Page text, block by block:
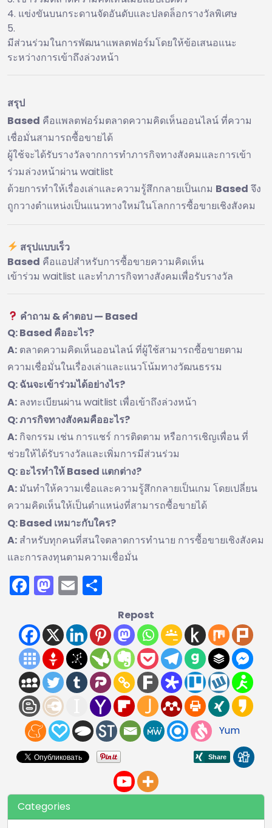
แข่งขันบนกระดานจัดอันดับและปลดล็อกรางวัลพิเศษ
มีส่วนร่วมในการพัฒนาแพลตฟอร์มโดยให้ข้อเสนอแนะ
ระหว่างการเข้าถึงล่วงหน้า
สรุป
Based คือแพลตฟอร์มตลาดความคิดเห็นออนไลน์ ที่ความ
เชื่อมั่นสามารถซื้อขายได้
ผู้ใช้จะได้รับรางวัลจากการทำภารกิจทางสังคมและการเข้า
ร่วมล่วงหน้าผ่าน waitlist
ด้วยการทำให้เรื่องเล่าและความรู้สึกกลายเป็นเกม Based จึง
ถูกวางตำแหน่งเป็นแนวทางใหม่ในโลกการซื้อขายเชิงสังคม
สรุปแบบเร็ว
Based คือแอปสำหรับการซื้อขายความคิดเห็น
เข้าร่วม waitlist และทำภารกิจทางสังคมเพื่อรับรางวัล
คำถาม & คำตอบ — Based
Q: Based คืออะไร?
A: ตลาดความคิดเห็นออนไลน์ ที่ผู้ใช้สามารถซื้อขายตาม
ความเชื่อมั่นในเรื่องเล่าและแนวโน้มทางวัฒนธรรม
Q: ฉันจะเข้าร่วมได้อย่างไร?
A: ลงทะเบียนผ่าน waitlist เพื่อเข้าถึงล่วงหน้า
Q: ภารกิจทางสังคมคืออะไร?
A: กิจกรรม เช่น การแชร์ การติดตาม หรือการเชิญเพื่อน ที่
ช่วยให้ได้รับรางวัลและเพิ่มการมีส่วนร่วม
Q: อะไรทำให้ Based แตกต่าง?
A: มันทำให้ความเชื่อและความรู้สึกกลายเป็นเกม โดยเปลี่ยน
ความคิดเห็นให้เป็นตำแหน่งที่สามารถซื้อขายได้
Q: Based เหมาะกับใคร?
A: สำหรับทุกคนที่สนใจตลาดการทำนาย การซื้อขายเชิงสังคม
และการลงทุนตามความเชื่อมั่น
Facebook
Mastodon
Email
Repost
Yum
Categories